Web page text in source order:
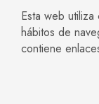
Esta web
hábitos de
contiene